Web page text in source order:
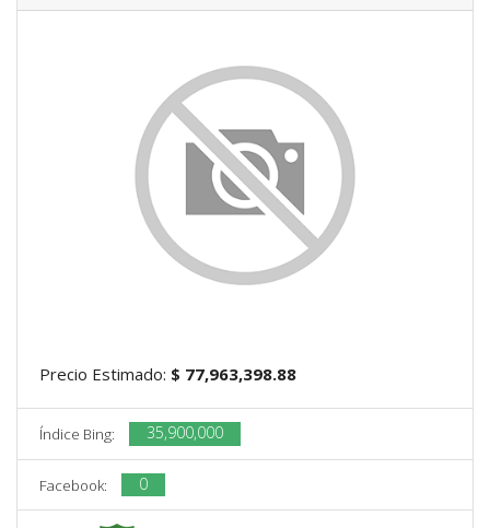
Precio Estimado: $ 77,963,398.88
Índice Bing: 35,900,000
Facebook: 0